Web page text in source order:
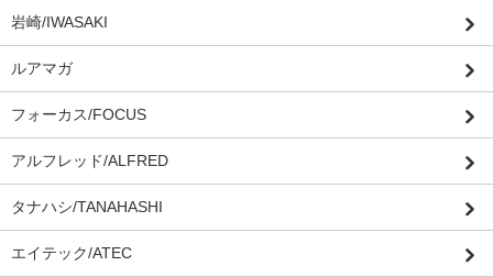
岩崎/IWASAKI
ルアマガ
フォーカス/FOCUS
アルフレッド/ALFRED
タナハシ/TANAHASHI
エイテック/ATEC